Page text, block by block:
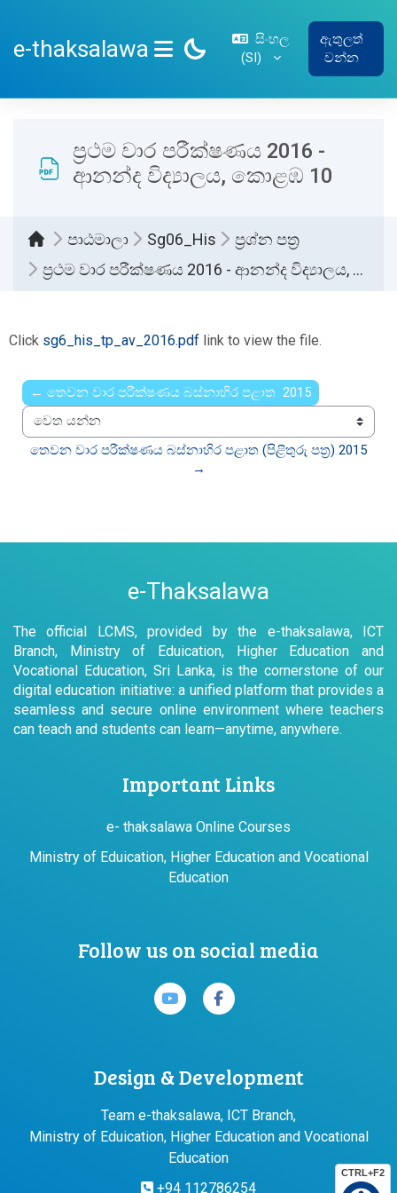
CTRL+F2
e-thaksalawa
SIDE PANEL
සිංහල
‎(SI)‎
ඇතුලත්
වන්න
ප්‍රථම වාර පරීක්ෂණය 2016 -
ආනන්ද විද්‍යාලය, කොළඹ 10
පාඨමාලා Sg06_His
ප්‍රශ්න පත්‍ර
ප්‍රථම වාර පරීක්ෂණය 2016 - ආනන්ද විද්‍යාලය, කොළඹ 10
Click sg6_his_tp_av_2016.pdf link to view the file.
← තෙවන වාර පරීක්ෂණය බස්නාහිර පළාත 2015
වෙත යන්න
තෙවන වාර පරීක්ෂණය බස්නාහිර පළාත (පිළිතුරු පත්‍ර) 2015
→
e-Thaksalawa
The official LCMS, provided by the e-thaksalawa, ICT
Branch, Ministry of Eduication, Higher Education and
Vocational Education, Sri Lanka, is the cornerstone of our
digital education initiative: a unified platform that provides a
seamless and secure online environment where teachers
can teach and students can learn—anytime, anywhere.
Important Links
e- thaksalawa Online Courses
Ministry of Eduication, Higher Education and Vocational
Education
Follow us on social media
Design & Development
Team e-thaksalawa, ICT Branch,
Ministry of Eduication, Higher Education and Vocational
Education
+94 112786254